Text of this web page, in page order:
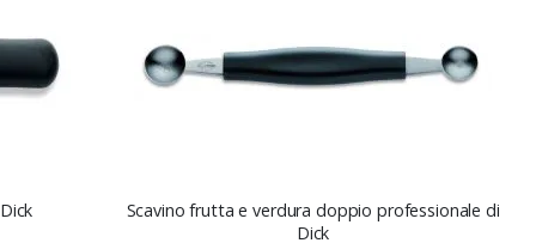
Scavino frutta e verdura doppio professionale di
Dick